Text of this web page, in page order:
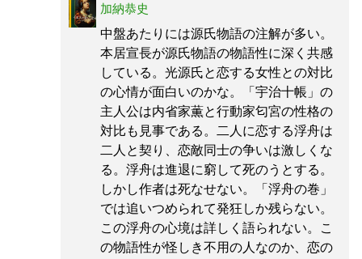
加納恭史
中盤あたりには源氏物語の注解が多い。
本居宣長が源氏物語の物語性に深く共感
している。光源氏と恋する女性との対比
の心情が面白いのかな。「宇治十帳」の
主人公は内省家薫と行動家匂宮の性格の
対比も見事である。二人に恋する浮舟は
二人と契り、恋敵同士の争いは激しくな
る。浮舟は進退に窮して死のうとする。
しかし作者は死なせない。「浮舟の巻」
では追いつめられて発狂しか残らない。
この浮舟の心境は詳しく語られない。こ
の物語性が怪しき不用の人なのか、恋の